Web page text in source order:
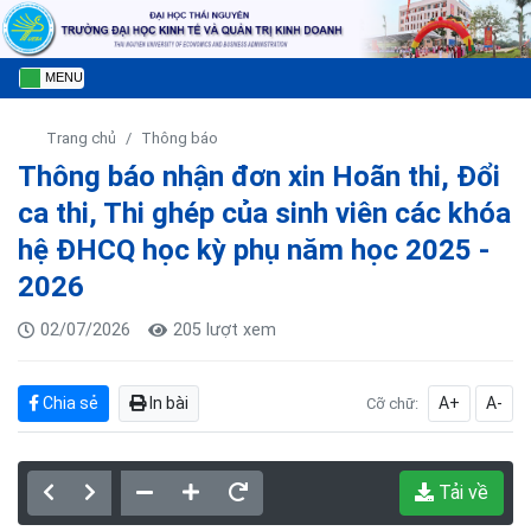
MENU
Trang chủ Thông báo
Thông báo nhận đơn xin Hoãn thi, Đổi
ca thi, Thi ghép của sinh viên các khóa
hệ ĐHCQ học kỳ phụ năm học 2025 -
2026
02/07/2026 205 lượt xem
Chia sẻ In bài Cỡ chữ: A+ A-
Tải về